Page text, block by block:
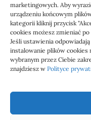
marketingowych. Aby
urządzeniu końcowym
kategorii kliknij przycisk
cookies możesz zmieniać
Jeśli ustawienia
instalowanie plików cookies
wybranym przez Ciebie
znajdziesz w Polityce
Jak
Definicja:
przejmie zaległości